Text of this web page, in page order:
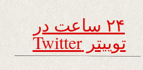
۲۴ ساعت در
توییتر Twitter